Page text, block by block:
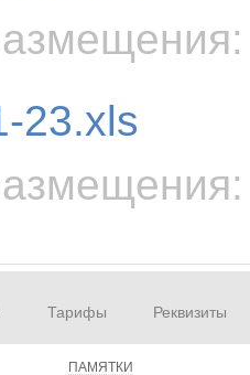
23.xls
Тарифы Реквизиты
ПАМЯТКИ